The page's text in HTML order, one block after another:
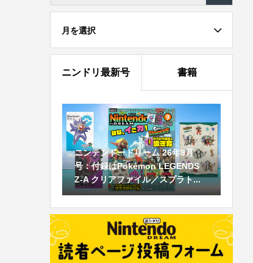
月を選択
ニンドリ最新号 書籍
ニンテンドードリーム 26年9月
号：付録はPokémon LEGENDS
Z-A クリアファイル／スプラト...